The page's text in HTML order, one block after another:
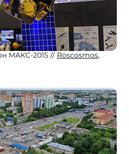
МАКС-2015 Roscosmos,